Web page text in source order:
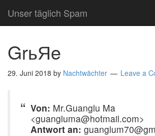
Unser täglich Spam
GrьЯe
29. Juni 2018 by Nachtwächter Leave a
Von: Mr.Guanglu Ma
<guangluma@hotmail.com>
Antwort an: